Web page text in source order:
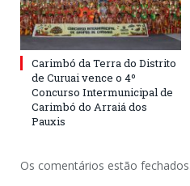
Carimbó da Terra do Distrito
de Curuai vence o 4º
Concurso Intermunicipal de
Carimbó do Arraiá dos
Pauxis
Os comentários estão fechados.